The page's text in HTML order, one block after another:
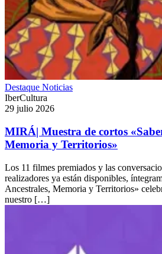
Destaque Noticias
IberCultura
29 julio 2026
MIRÁ| Muestra de cortos
Memoria y Territorios»
Los 11 filmes premiados y las
realizadores ya están disponibles,
Ancestrales, Memoria y Territorios»
nuestro […]